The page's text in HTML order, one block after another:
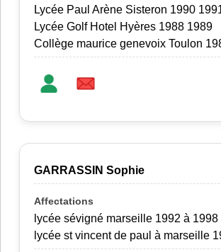
Lycée Paul Arène Sisteron 1990
Lycée Golf Hotel Hyères 1988 1989
Collège maurice genevoix Toulon
GARRASSIN Sophie
lycée sévigné marseille 1992 à 1998
lycée st vincent de paul à marseille